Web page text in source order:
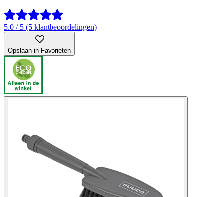
5.0 / 5 (5 klantbeoordelingen)
Opslaan in Favorieten